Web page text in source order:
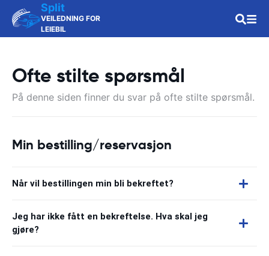
Split
VEILEDNING FOR
LEIEBIL
Ofte stilte spørsmål
På denne siden finner du svar på ofte stilte spørsmål.
Min bestilling/reservasjon
Når vil bestillingen min bli bekreftet?
Jeg har ikke fått en bekreftelse. Hva skal jeg
gjøre?